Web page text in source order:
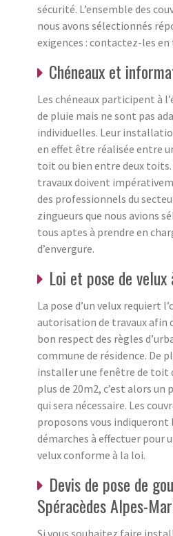
sécurité. L’ensemble des
nous avons sélectionnés
exigences : contactez-les
Chéneaux et
Les chéneaux participent à
de pluie mais ne sont pas
individuelles. Leur
en effet être réalisée entre
toit ou bien entre deux toits.
travaux doivent
des professionnels du
zingueurs que nous avions
tous aptes à prendre en
d’envergure.
Loi et pose de velux
La pose d’un velux requiert
autorisation de travaux afin
bon respect des règles
commune de résidence. De
installer une fenêtre de toit
plus de 20m2, c’est alors
qui sera nécessaire. Les
proposons vous indiqueront
démarches à effectuer pour
velux conforme à la loi.
Devis de pose de
Spéracèdes Alpes-
Si vous souhaitez faire